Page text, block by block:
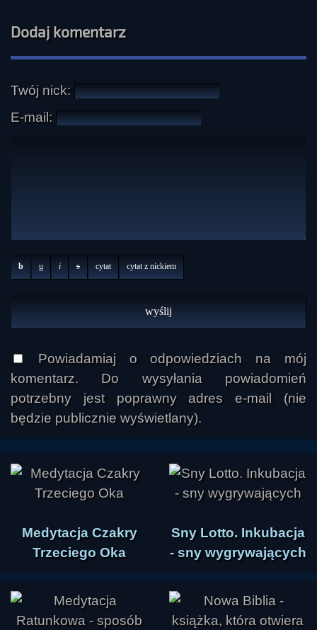
Dodaj komentarz
Twój nick:
E-mail:
b u i s cytat cytat z nickiem
Powiadamiaj o odpowiedziach na mój
komentarz. Do wysyłania powiadomień
potrzebny jest poprawny adres e-mail (nie
będzie publicznie wyświetlany).
Medytacja Czakry
Trzeciego Oka
Sny Lotto. Inkubacja
- sny wygrywających